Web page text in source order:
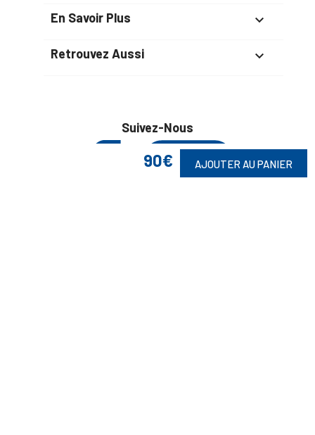
90€ AJOUTER AU PANIER
En Savoir Plus 
Retrouvez Aussi 
Suivez-Nous